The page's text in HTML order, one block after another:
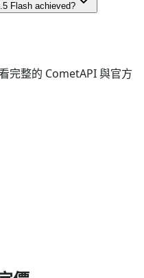
Flash achieved?
完整的 CometAPI 與官方